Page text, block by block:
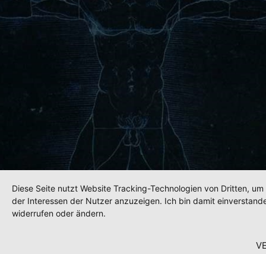
Diese Seite nutzt Website Tracking-Technologien von Dritten,
der Interessen der Nutzer anzuzeigen. Ich bin damit
widerrufen oder ändern.